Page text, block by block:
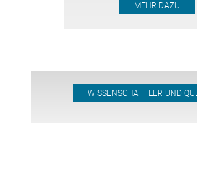
MEHR DAZU
WISSENSCHAFTLER UND